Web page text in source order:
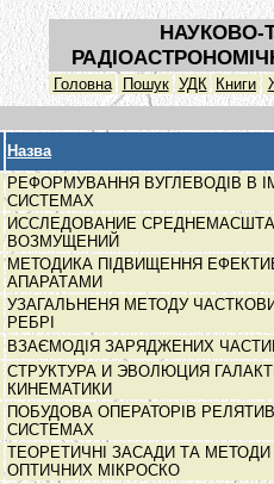
НАУКОВО-
Головна Пошук УДК Книги
Назва
РЕФОРМУВАННЯ ВУГЛЕВОДІВ В
СИСТЕМАХ
ИССЛЕДОВАНИЕ
ВОЗМУЩЕНИЙ
МЕТОДИКА ПІДВИЩЕННЯ
АПАРАТАМИ
УЗАГАЛЬНЕНЯ МЕТОДУ
РЕБРІ
ВЗАЄМОДІЯ ЗАРЯДЖЕНИХ
СТРУКТУРА И ЭВОЛЮЦИЯ
КИНЕМАТИКИ
ПОБУДОВА ОПЕРАТОРІВ
СИСТЕМАХ
ТЕОРЕТИЧНІ ЗАСАДИ ТА
ОПТИЧНИХ МІКРОСКО